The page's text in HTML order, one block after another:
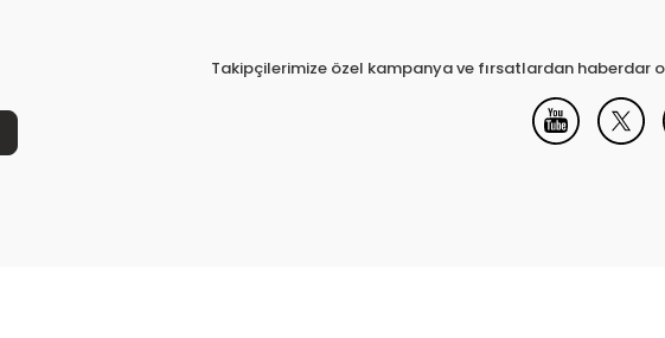
Takipçilerimize özel kampanya ve fırsatlardan haberdar